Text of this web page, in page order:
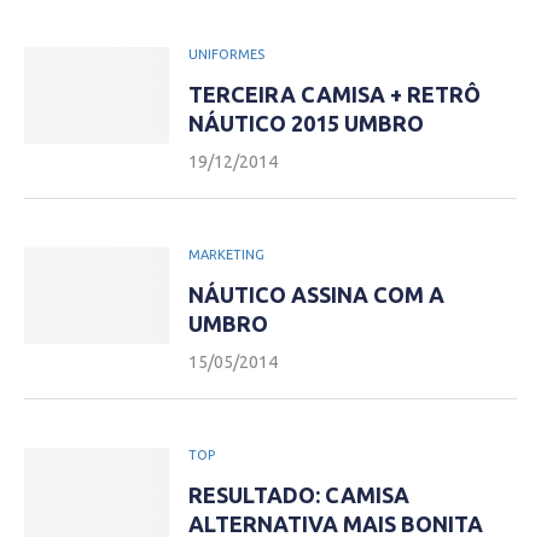
UNIFORMES
TERCEIRA CAMISA + RETRÔ
NÁUTICO 2015 UMBRO
19/12/2014
MARKETING
NÁUTICO ASSINA COM A
UMBRO
15/05/2014
TOP
RESULTADO: CAMISA
ALTERNATIVA MAIS BONITA